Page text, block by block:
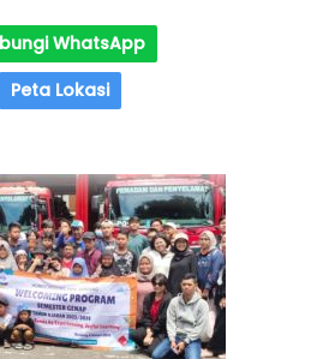
WhatsApp
Peta Lokasi